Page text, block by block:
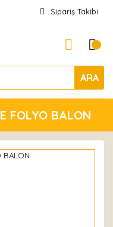
Sipariş Takibi
ARA
FOLYO BALON